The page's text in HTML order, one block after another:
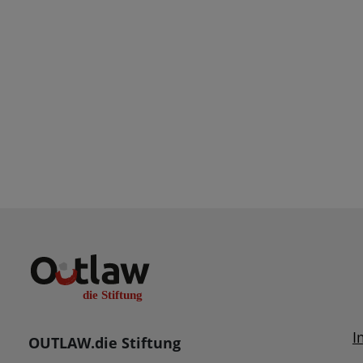
OUTLAW.die Stiftung